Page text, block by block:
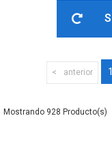
anterior 1
928